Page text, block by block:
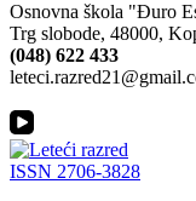
Osnovna škola "Đuro
Trg slobode, 48000,
(048) 622 433
ISSN 2706-3828